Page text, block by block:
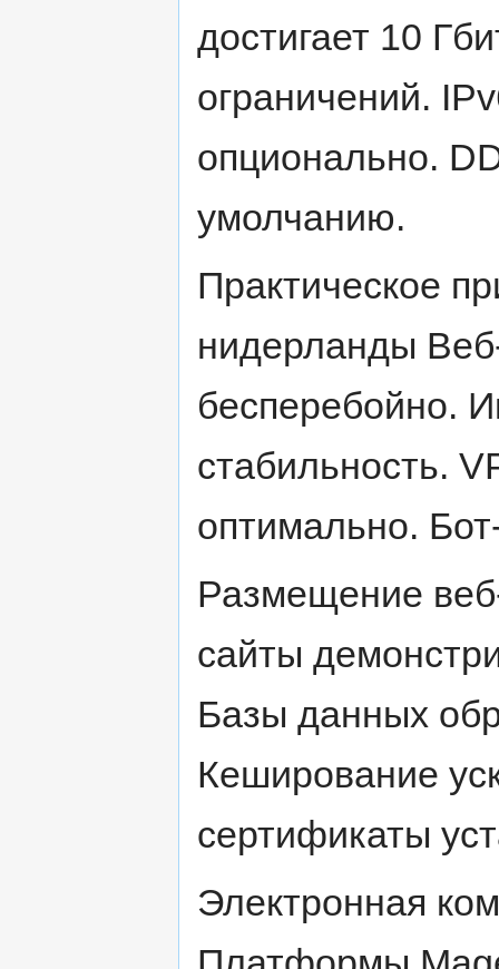
достигает 10
ограничений.
опционально.
умолчанию.
Практическое
нидерланды
бесперебойно.
стабильность.
оптимально.
Размещение
сайты
Базы данных
Кеширование
сертификаты
Электронная